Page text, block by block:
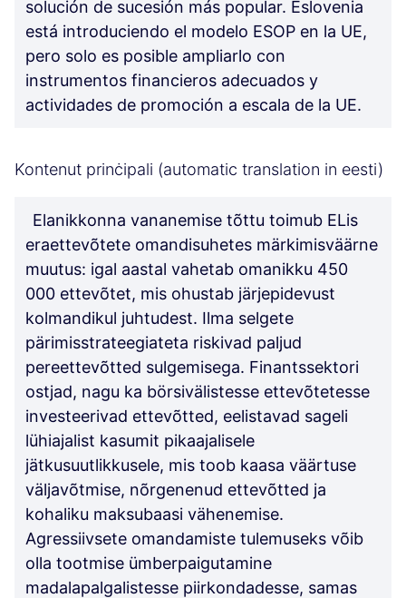
solución de sucesión más popular. Eslovenia
está introduciendo el modelo ESOP en la UE,
pero solo es posible ampliarlo con
instrumentos financieros adecuados y
actividades de promoción a escala de la UE.
Kontenut prinċipali (automatic translation in eesti)
Elanikkonna vananemise tõttu toimub ELis
eraettevõtete omandisuhetes märkimisväärne
muutus: igal aastal vahetab omanikku 450
000 ettevõtet, mis ohustab järjepidevust
kolmandikul juhtudest. Ilma selgete
pärimisstrateegiateta riskivad paljud
pereettevõtted sulgemisega. Finantssektori
ostjad, nagu ka börsivälistesse ettevõtetesse
investeerivad ettevõtted, eelistavad sageli
lühiajalist kasumit pikaajalisele
jätkusuutlikkusele, mis toob kaasa väärtuse
väljavõtmise, nõrgenenud ettevõtted ja
kohaliku maksubaasi vähenemise.
Agressiivsete omandamiste tulemuseks võib
olla tootmise ümberpaigutamine
madalapalgalistesse piirkondadesse, samas